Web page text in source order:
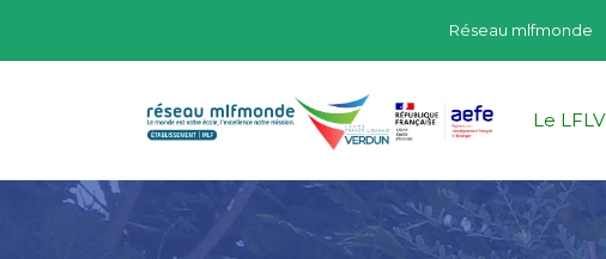
Réseau mlfmonde
Le LFLV